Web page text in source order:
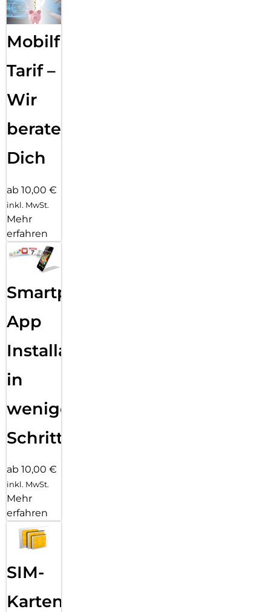
Mobilfunk
Tarif –
Wir
beraten
Dich
ab 10,00 €
inkl. MwSt.
Mehr
erfahren
Smartphone
App
Installation
in
wenigen
Schritten
ab 10,00 €
inkl. MwSt.
Mehr
erfahren
SIM-
Karten